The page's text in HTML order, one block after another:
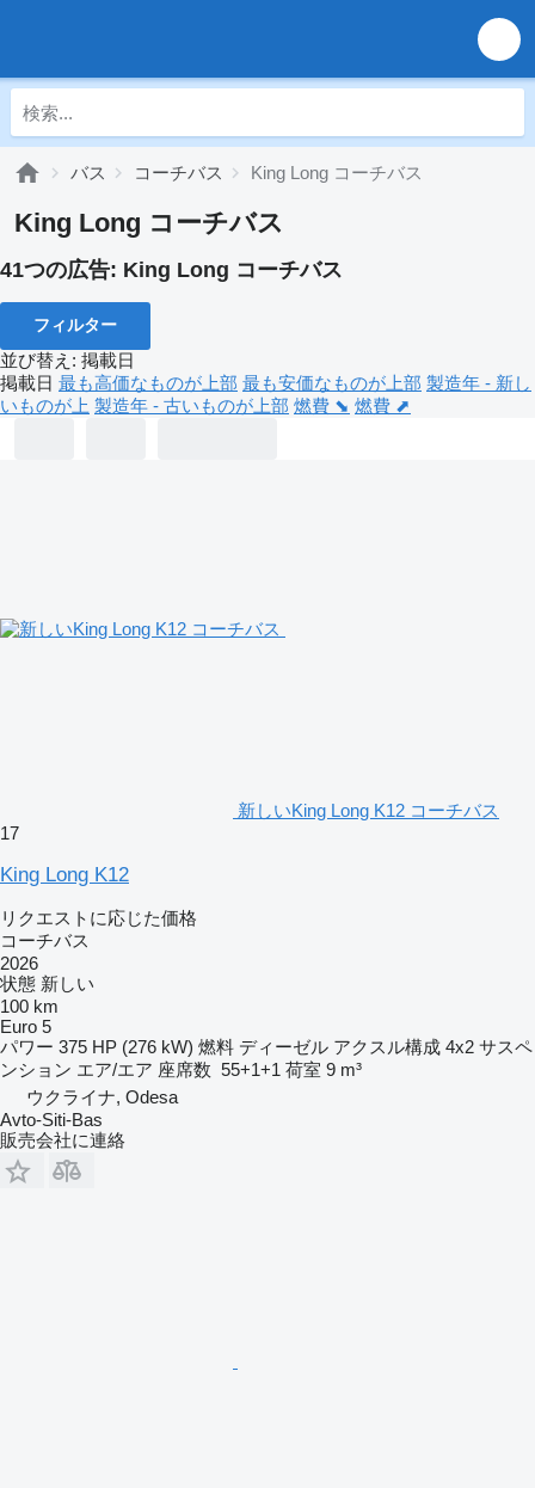
バス コーチバス King Long コーチバス
King Long コーチバス
41つの広告: King Long コーチバス
フィルター
並び替え : 掲載日
掲載日 最も高価なものが上部 最も安価なものが上部 製造年 - 新し
いものが上 製造年 - 古いものが上部 燃費 ⬊ 燃費 ⬈
新しいKing Long K12 コーチバス
17
King Long K12
リクエストに応じた価格
コーチバス
2026
状態 新しい
100 km
Euro 5
パワー 375 HP (276 kW) 燃料 ディーゼル アクスル構成 4x2 サスペ
ンション エア/エア 座席数 55+1+1 荷室 9 m³
ウクライナ, Odesa
Avto-Siti-Bas
販売会社に連絡